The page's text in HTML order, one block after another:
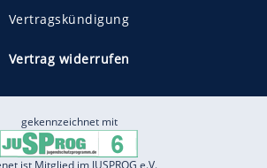
Vertragskündigung
Vertrag widerrufen
gekennzeichnet mit